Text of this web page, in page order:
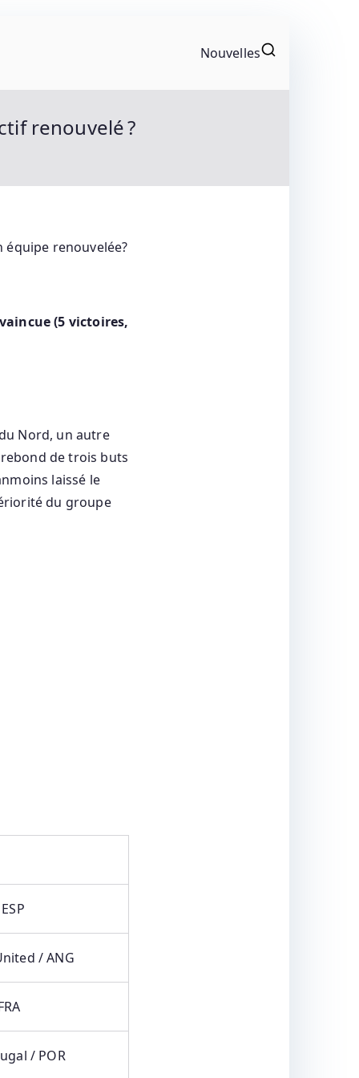
Nouvelles
renouvelé ?
(5 victoires,
Nord, un autre
rebond de trois buts
laissé le
du groupe
/ ANG
/ POR